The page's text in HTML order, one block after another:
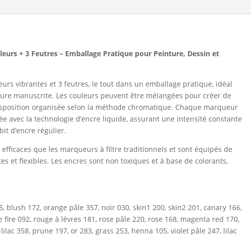
+ 3 Feutres – Emballage Pratique pour Peinture, Dessin et
vibrantes et 3 feutres, le tout dans un emballage pratique, idéal
manuscrite. Les couleurs peuvent être mélangées pour créer de
organisée selon la méthode chromatique. Chaque marqueur
avec la technologie d’encre liquide, assurant une intensité constante
d’encre régulier.
que les marqueurs à filtre traditionnels et sont équipés de
et flexibles. Les encres sont non toxiques et à base de colorants,
blush 172, orange pâle 357, noir 030, skin1 200, skin2 201, canary 166,
092, rouge à lèvres 181, rose pâle 220, rose 168, magenta red 170,
358, prune 197, or 283, grass 253, henna 105, violet pâle 247, lilac